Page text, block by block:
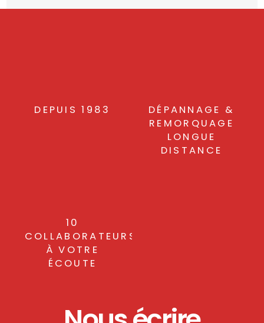
DEPUIS 1983
DÉPANNAGE &
REMORQUAGE
LONGUE
DISTANCE
10
COLLABORATEURS
À VOTRE
ÉCOUTE